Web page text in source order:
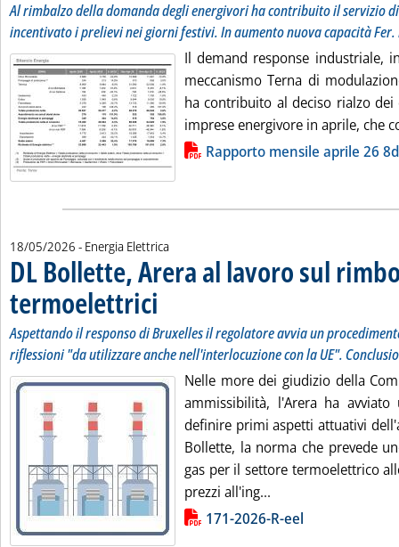
Al rimbalzo della domanda degli energivori ha contribuito il servizio
incentivato i prelievi nei giorni festivi. In aumento nuova capacità Fer.
Il demand response industriale,
meccanismo Terna di
ha contribuito al deciso rialzo
imprese energivore in aprile, che
Lista allegati PDF alla notiziaRapporto mensile aprile 26
18/05/2026 - Energia Elettrica
DL Bollette, Arera al lavoro sul
termoelettrici
Aspettando il responso di Bruxelles il regolatore avvia un
riflessioni "da utilizzare anche nell'interlocuzione con la UE".
Nelle more dei giudizio della
ammissibilità, l'Arera ha
definire primi aspetti attuativi
Bollette, la norma che prevede
gas per il settore termoelettrico
prezzi all'ing...
Lista allegati PDF alla notizia171-2026-R-eel